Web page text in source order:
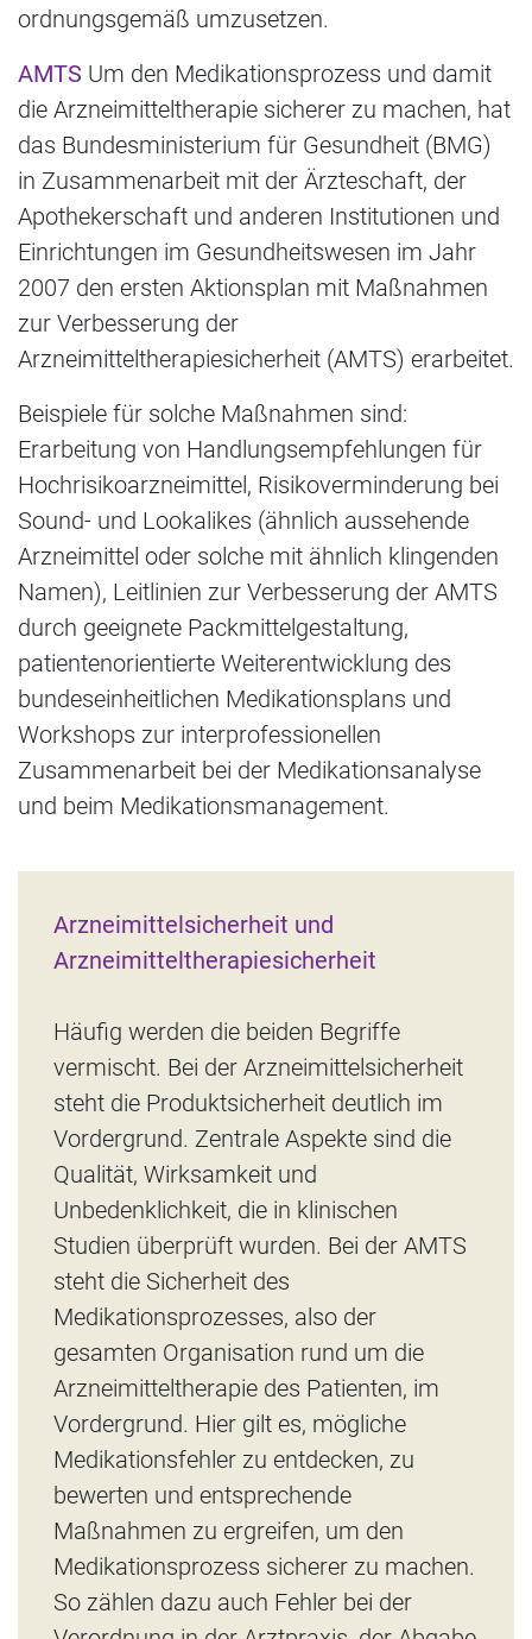
ordnungsgemäß umzusetzen.
AMTS Um den Medikationsprozess und damit
die Arzneimitteltherapie sicherer zu machen, hat
das Bundesministerium für Gesundheit (BMG)
in Zusammenarbeit mit der Ärzteschaft, der
Apothekerschaft und anderen Institutionen und
Einrichtungen im Gesundheitswesen im Jahr
2007 den ersten Aktionsplan mit Maßnahmen
zur Verbesserung der
Arzneimitteltherapiesicherheit (AMTS) erarbeitet.
Beispiele für solche Maßnahmen sind:
Erarbeitung von Handlungsempfehlungen für
Hochrisikoarzneimittel, Risikoverminderung bei
Sound- und Lookalikes (ähnlich aussehende
Arzneimittel oder solche mit ähnlich klingenden
Namen), Leitlinien zur Verbesserung der AMTS
durch geeignete Packmittelgestaltung,
patientenorientierte Weiterentwicklung des
bundeseinheitlichen Medikationsplans und
Workshops zur interprofessionellen
Zusammenarbeit bei der Medikationsanalyse
und beim Medikationsmanagement.
Arzneimittelsicherheit und
Arzneimitteltherapiesicherheit
Häufig werden die beiden Begriffe
vermischt. Bei der Arzneimittelsicherheit
steht die Produktsicherheit deutlich im
Vordergrund. Zentrale Aspekte sind die
Qualität, Wirksamkeit und
Unbedenklichkeit, die in klinischen
Studien überprüft wurden. Bei der AMTS
steht die Sicherheit des
Medikationsprozesses, also der
gesamten Organisation rund um die
Arzneimitteltherapie des Patienten, im
Vordergrund. Hier gilt es, mögliche
Medikationsfehler zu entdecken, zu
bewerten und entsprechende
Maßnahmen zu ergreifen, um den
Medikationsprozess sicherer zu machen.
So zählen dazu auch Fehler bei der